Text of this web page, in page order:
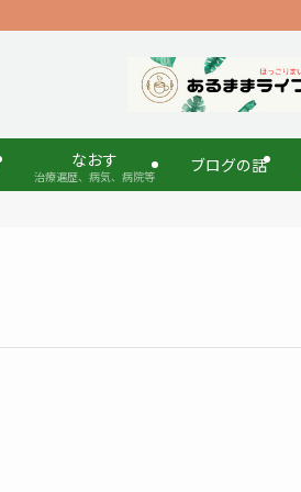
なおす
治療遍歴、病気、病院等
ブログの話